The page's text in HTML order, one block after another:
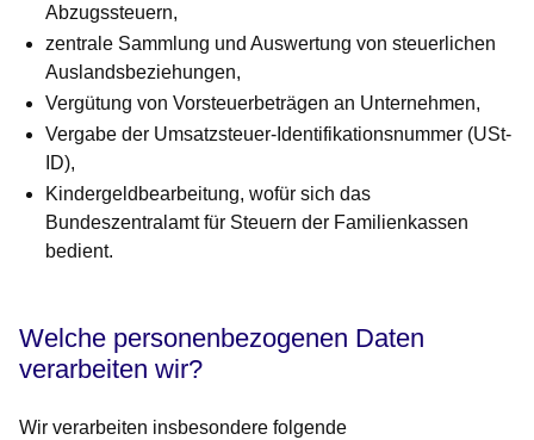
Abzugssteuern,
zentrale Sammlung und Auswertung von steuerlichen
Auslandsbeziehungen,
Vergütung von Vorsteuerbeträgen an Unternehmen,
Vergabe der Umsatzsteuer-Identifikationsnummer (USt-
ID),
Kindergeldbearbeitung, wofür sich das
Bundeszentralamt für Steuern der Familienkassen
bedient.
Welche personenbezogenen Daten
verarbeiten wir?
Wir verarbeiten insbesondere folgende